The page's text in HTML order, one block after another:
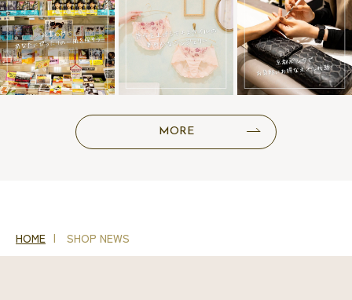
MORE
HOME SHOP NEWS